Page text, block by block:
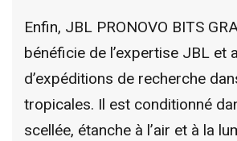
Enfin, JBL PRONOVO BITS
bénéficie de l’expertise JBL et
d’expéditions de recherche
tropicales. Il est conditionné
scellée, étanche à l’air et à la